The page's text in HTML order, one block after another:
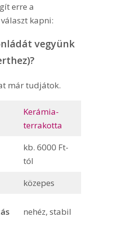
erre a
kapni:
vegyünk
már tudjátok.
Kerámia-
terrakotta
kb. 6000 Ft-
tól
közepes
nehéz, stabil